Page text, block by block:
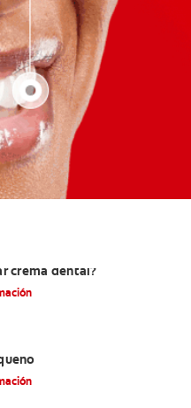
crema dental?